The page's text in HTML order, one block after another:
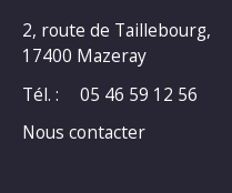
2, route de Taillebourg,
17400 Mazeray
Tél. :
05 46 59 12 56
Nous contacter